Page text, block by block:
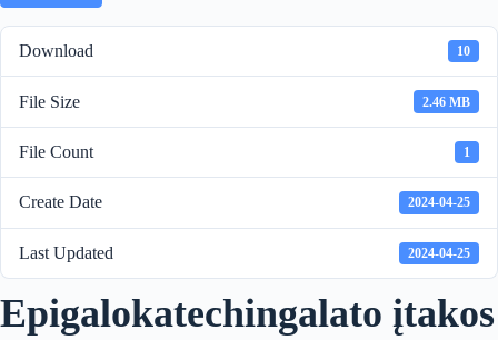
Download 10
File Size 2.46 MB
File Count 1
Create Date 2024-04-25
Last Updated 2024-04-25
Epigalokatechingalato įtakos